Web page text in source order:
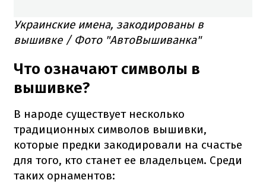
Украинские имена, закодированы в
вышивке / Фото "АвтоВышиванка"
Что означают символы в
вышивке?
В народе существует несколько
традиционных символов вышивки,
которые предки закодировали на счастье
для того, кто станет ее владельцем. Среди
таких орнаментов: